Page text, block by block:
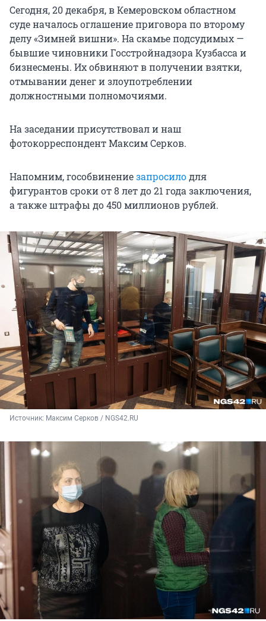
Сегодня, 20 декабря, в Кемеровском областном
суде началось оглашение приговора по второму
делу «Зимней вишни». На скамье подсудимых —
бывшие чиновники Госстройнадзора Кузбасса и
бизнесмены. Их обвиняют в получении взятки,
отмывании денег и злоупотреблении
должностными полномочиями.
На заседании присутствовал и наш
фотокорреспондент Максим Серков.
Напомним, гособвинениезапросилодля
фигурантов сроки от 8 лет до 21 года заключения,
а также штрафы до 450 миллионов рублей.
Источник: Максим Серков / NGS42.RU